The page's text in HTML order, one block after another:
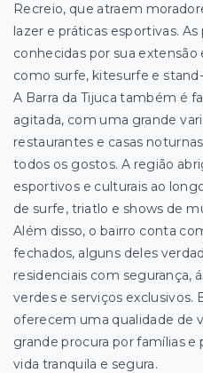
Recreio, que atraem
lazer e práticas esportivas. As
conhecidas por sua
como surfe, kitesurfe e
A Barra da Tijuca também é
agitada, com uma grande
restaurantes e casas
todos os gostos. A região
esportivos e culturais ao
de surfe, triatlo e shows de
Além disso, o bairro conta
fechados, alguns deles
residenciais com segurança,
verdes e serviços exclusivos.
oferecem uma qualidade de
grande procura por famílias
vida tranquila e segura.